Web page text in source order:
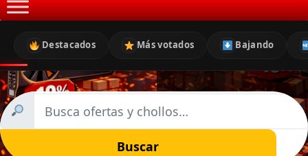
Destacados Más votados Bajando
Buscar